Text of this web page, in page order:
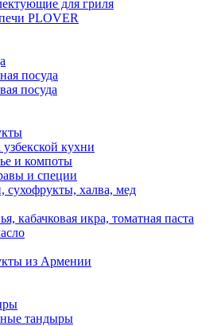
для гриля
PLOVER
посуда
посуда
кухни
и компоты
и специи
сухофрукты, халва, мед
кабачковая икра, томатная паста
из Армении
тандыры